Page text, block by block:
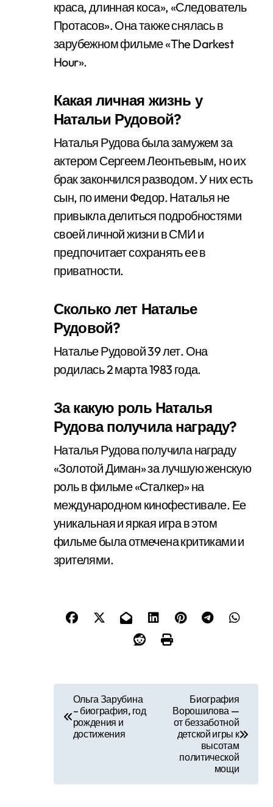
краса, длинная коса», «Следователь
Протасов». Она также снялась в
зарубежном фильме «The Darkest
Hour».
Какая личная жизнь у
Натальи Рудовой?
Наталья Рудова была замужем за
актером Сергеем Леонтьевым, но их
брак закончился разводом. У них есть
сын, по имени Федор. Наталья не
привыкла делиться подробностями
своей личной жизни в СМИ и
предпочитает сохранять ее в
приватности.
Сколько лет Наталье
Рудовой?
Наталье Рудовой 39 лет. Она
родилась 2 марта 1983 года.
За какую роль Наталья
Рудова получила награду?
Наталья Рудова получила награду
«Золотой Диман» за лучшую женскую
роль в фильме «Сталкер» на
международном кинофестивале. Ее
уникальная и яркая игра в этом
фильме была отмечена критиками и
зрителями.
Ольга Зарубина
– биография, год
рождения и
достижения
Биография
Ворошилова —
от беззаботной
детской игры к
высотам
политической
мощи